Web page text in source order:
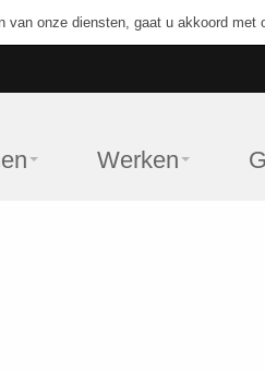
onze diensten, gaat u akkoord met
Werken